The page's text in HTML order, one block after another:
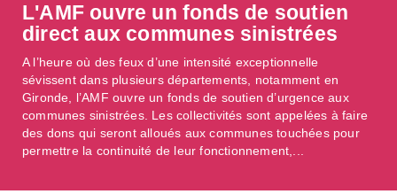
L'AMF ouvre un fonds de soutien
direct aux communes sinistrées
A l’heure où des feux d’une intensité exceptionnelle
sévissent dans plusieurs départements, notamment en
Gironde, l’AMF ouvre un fonds de soutien d’urgence aux
communes sinistrées. Les collectivités sont appelées à faire
des dons qui seront alloués aux communes touchées pour
permettre la continuité de leur fonctionnement,...